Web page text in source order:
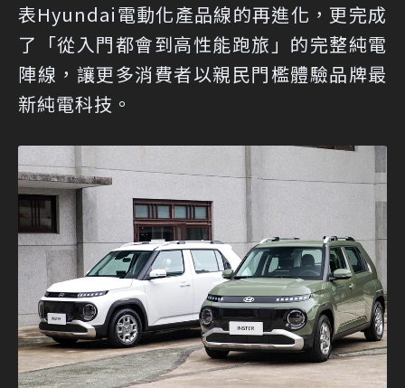
表Hyundai電動化產品線的再進化，更完成
了「從入門都會到高性能跑旅」的完整純電
陣線，讓更多消費者以親民門檻體驗品牌最
新純電科技。